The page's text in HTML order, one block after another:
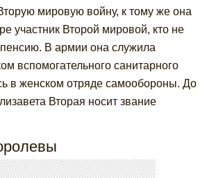
мировую войну, к тому же она
участник Второй мировой, кто не
В армии она служила
вспомогательного санитарного
в женском отряде самообороны. До
Вторая носит звание